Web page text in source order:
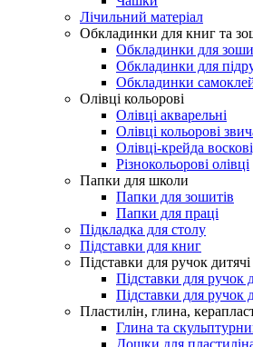
Лічильний матеріал
Обкладинки для книг та
Обкладинки для
Обкладинки для
Обкладинки
Олівці кольорові
Олівці акварельні
Олівці кольорові
Олівці-крейда
Різнокольорові олівці
Папки для школи
Папки для зошитів
Папки для праці
Підкладка для столу
Підставки для книг
Підставки для ручок
Підставки для ручок
Підставки для ручок
Пластилін, глина,
Глина та
Дошки для